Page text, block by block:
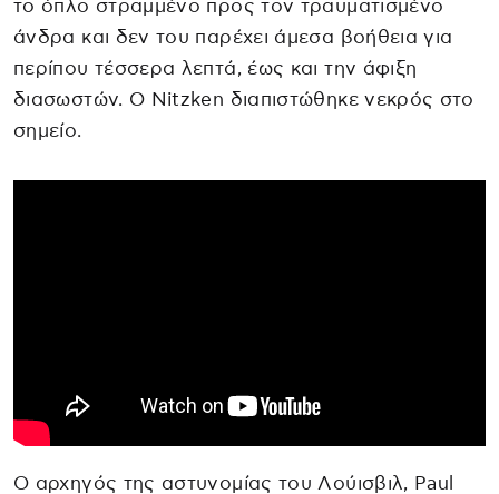
το όπλο στραμμένο προς τον τραυματισμένο
άνδρα και δεν του παρέχει άμεσα βοήθεια για
περίπου τέσσερα λεπτά, έως και την άφιξη
διασωστών. Ο Nitzken διαπιστώθηκε νεκρός στο
σημείο.
Ο αρχηγός της αστυνομίας του Λούισβιλ, Paul